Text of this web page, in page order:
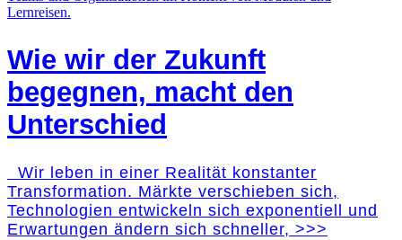
Wie wir der Zukunft
begegnen, macht den
Unterschied
Wir leben in einer Realität konstanter
Transformation. Märkte verschieben sich,
Technologien entwickeln sich exponentiell und
Erwartungen ändern sich schneller, >>>